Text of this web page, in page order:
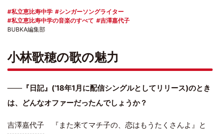
私立恵比寿中学
シンガーソングライター
私立恵比寿中学の音楽のすべて
吉澤嘉代子
BUBKA編集部
小林歌穂の歌の魅力
―― 『日記』(’18年1月に配信シングルとしてリリース)のとき
は、どんなオファーだったんでしょうか？
吉澤嘉代子 『また来てマチ子の、恋はもうたくさんよ』と